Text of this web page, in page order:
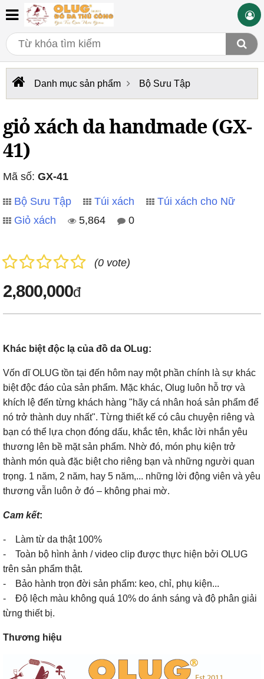
Danh mục sản phẩm Bộ Sưu Tập
giỏ xách da handmade (GX-
41)
Mã số: GX-41
Bộ Sưu Tập Túi xách
Túi xách cho Nữ
Giỏ xách
5,864 0
(0 vote)
2,800,000đ
Khác biệt độc lạ của đồ da OLug:
Vốn dĩ OLUG tồn tại đến hôm nay một phần chính là sự khác
biệt độc đáo của sản phẩm. Mặc khác, Olug luôn hỗ trợ và
khích lệ đến từng khách hàng "hãy cá nhân hoá sản phẩm để
nó trở thành duy nhất". Từng thiết kế có câu chuyện riêng và
bạn có thể lựa chọn đóng dấu, khắc tên, khắc lời nhắn yêu
thương lên bề mặt sản phẩm. Nhờ đó, món phụ kiện trở
thành món quà đặc biệt cho riêng bạn và những người quan
trọng. 1 năm, 2 năm, hay 5 năm,... những lời động viên và yêu
thương vẫn luôn ở đó – không phai mờ.
Cam kết:
- Làm từ da thật 100%
- Toàn bộ hình ảnh / video clip được thực hiện bởi OLUG
trên sản phẩm thật.
- Bảo hành trọn đời sản phẩm: keo, chỉ, phụ kiện...
- Độ lệch màu không quá 10% do ánh sáng và độ phân giải
từng thiết bị.
Thương hiệu